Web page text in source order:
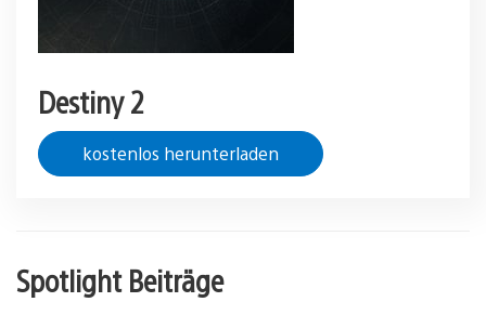
Destiny 2
kostenlos herunterladen
Spotlight Beiträge